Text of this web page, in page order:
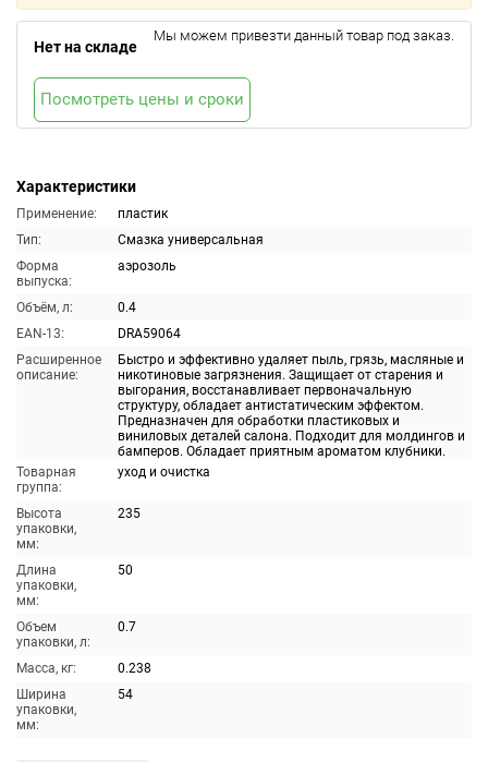
Характеристики
Применение:
пластик
Тип:
Смазка универсальная
Форма
выпуска:
аэрозоль
Объём, л:
0.4
EAN-13:
DRA59064
Расширенное
описание:
Быстро и эффективно удаляет пыль, грязь, масляные и
никотиновые загрязнения. Защищает от старения и
выгорания, восстанавливает первоначальную
структуру, обладает антистатическим эффектом.
Предназначен для обработки пластиковых и
виниловых деталей салона. Подходит для молдингов и
бамперов. Обладает приятным ароматом клубники.
Товарная
группа:
уход и очистка
Высота
упаковки,
мм:
235
Длина
упаковки,
мм:
50
Объем
упаковки, л:
0.7
Масса, кг:
0.238
Ширина
упаковки,
мм:
54
Нет на складе
Мы можем привезти данный товар под заказ.
Посмотреть цены и сроки